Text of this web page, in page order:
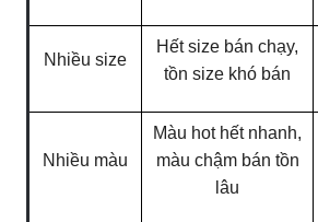
Nhiều size
Hết size bán chạy,
tồn size khó bán
Nhiều màu
Màu hot hết nhanh,
màu chậm bán tồn
lâu